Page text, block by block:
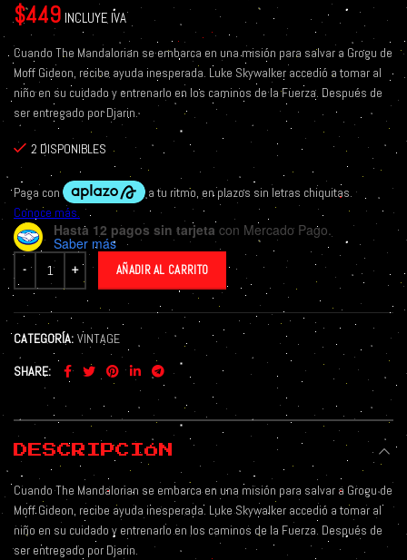
$449 INCLUYE IVA
Cuando The Mandalorian se embarca en una misión para salvar a Grogu de
Moff Gideon, recibe ayuda inesperada. Luke Skywalker accedió a tomar al
niño en su cuidado y entrenarlo en los caminos de la Fuerza. Después de
ser entregado por Djarin.
2 DISPONIBLES
Hasta 12 pagos sin tarjeta con Mercado Pago.
Saber más
AÑADIR AL CARRITO
CATEGORÍA: VINTAGE
SHARE
DESCRIPCIÓN
Cuando The Mandalorian se embarca en una misión para salvar a Grogu de
Moff Gideon, recibe ayuda inesperada. Luke Skywalker accedió a tomar al
niño en su cuidado y entrenarlo en los caminos de la Fuerza. Después de
ser entregado por Djarin.